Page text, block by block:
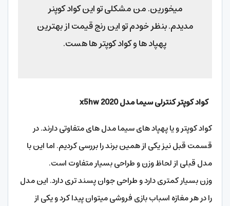
میخورین. من مشکلی تو این کواد کوپنر
مدیدم. بنظر خودم تو این رنج قیمت از بهترین
پهپاد ها و کواد کوپتر ها هست.
کواد کوپتر کنترلی سیما مدلx5hw 2020
کواد کوپتر و یا پهپاد های سیما مدل های متفاوتی دارند. در
قسمت قبل نیز یکی از همین برند را بررسی کردیم. اما این با
مدل قبلی از لحاظ وزن و طراحی بسیار متفاوت است.
وزن بسیار کمتری دارد و طراحی جوان پسند تری دارد. این مدل
را در هر مغازه اسباب بازی فروشی میتوان پیدا کرد و یکی از